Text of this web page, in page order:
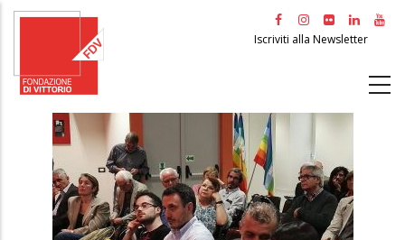
Salta
principale
Iscriviti alla Newsletter